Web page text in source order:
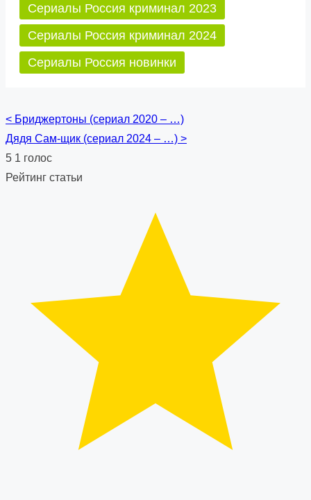
Сериалы Россия криминал 2023
Сериалы Россия криминал 2024
Сериалы Россия новинки
Posts
navigation
< Бриджертоны (сериал 2020 – …)
Дядя Сам-щик (сериал 2024 – …) >
5 1 голос
Рейтинг статьи